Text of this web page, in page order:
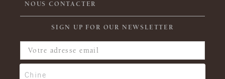
NOUS CONTACTER
SIGN UP FOR OUR NEWSLETTER